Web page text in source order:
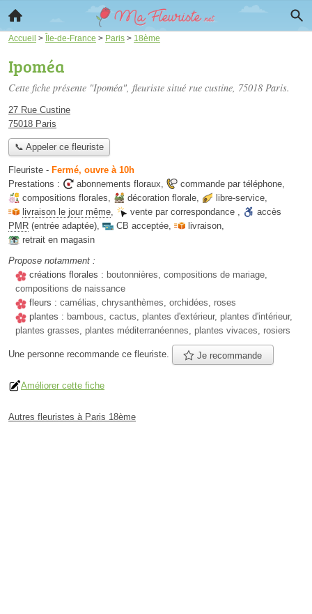
Accueil > Île-de-France > Paris > 18ème
Ipoméa
Cette fiche présente "Ipoméa", fleuriste situé rue custine, 75018 Paris.
27 Rue Custine
75018 Paris
📞 Appeler ce fleuriste
Fleuriste - Fermé, ouvre à 10h
Prestations :
abonnements floraux, commande par téléphone,
compositions florales, décoration florale, libre-service,
livraison le jour même, vente par correspondance ,
accès
PMR (entrée adaptée), CB acceptée, livraison,
retrait en magasin
Propose notamment :
créations florales : boutonnières, compositions de mariage,
compositions de naissance
fleurs : camélias, chrysanthèmes, orchidées, roses
plantes : bambous, cactus, plantes d'extérieur, plantes d'intérieur,
plantes grasses, plantes méditerranéennes, plantes vivaces, rosiers
Une personne recommande ce fleuriste. Je recommande
Améliorer cette fiche
Autres fleuristes à Paris 18ème